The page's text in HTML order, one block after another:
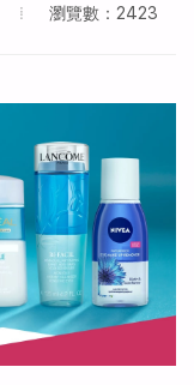
瀏覽數：2423